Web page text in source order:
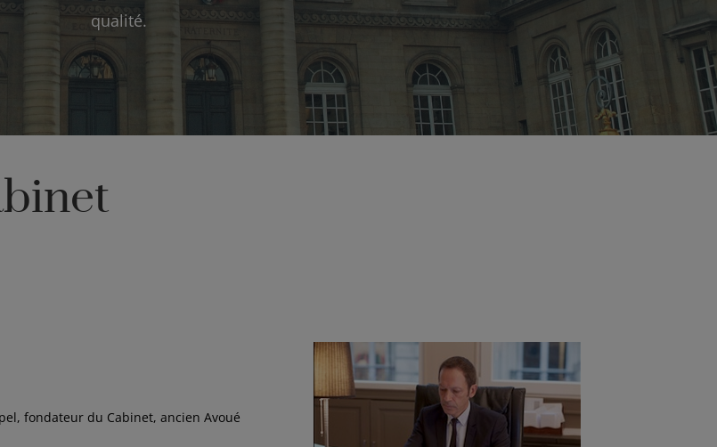
qualité.
fondateur du Cabinet, ancien Avoué